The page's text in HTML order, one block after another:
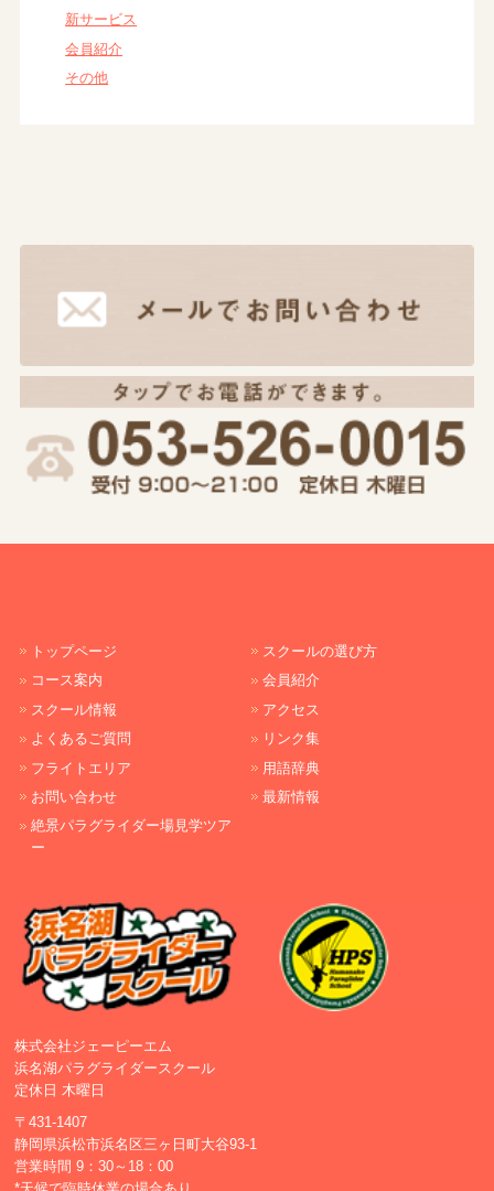
新サービス
会員紹介
その他
トップページ
コース案内
スクール情報
よくあるご質問
フライトエリア
お問い合わせ
絶景パラグライダー場見学ツア
ー
スクールの選び方
会員紹介
アクセス
リンク集
用語辞典
最新情報
株式会社ジェーピーエム
浜名湖パラグライダースクール
定休日 木曜日
〒431-1407
静岡県浜松市浜名区三ヶ日町大谷93-1
営業時間 9：30～18：00